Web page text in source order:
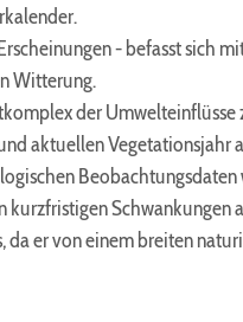
- befasst sich
Witterung.
der
aktuellen Vegetationsjahr
er von einem breiten